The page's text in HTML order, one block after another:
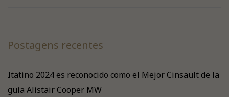
Postagens recentes
Itatino 2024 es reconocido como el Mejor Cinsault de la
guía Alistair Cooper MW